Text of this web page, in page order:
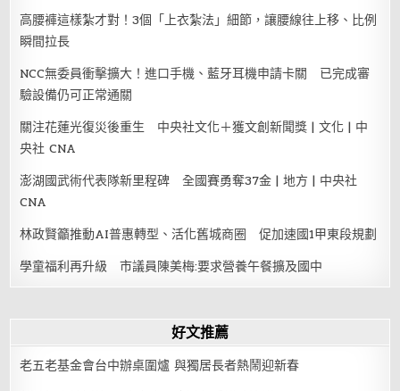
高腰褲這樣紮才對！3個「上衣紮法」細節，讓腰線往上移、比例
瞬間拉長
NCC無委員衝擊擴大！進口手機、藍牙耳機申請卡關 已完成審
驗設備仍可正常通關
關注花蓮光復災後重生 中央社文化＋獲文創新聞獎 | 文化 | 中
央社 CNA
澎湖國武術代表隊新里程碑 全國賽勇奪37金 | 地方 | 中央社
CNA
林政賢籲推動AI普惠轉型、活化舊城商圈 促加速國1甲東段規劃
學童福利再升級 市議員陳美梅:要求營養午餐擴及國中
好文推薦
老五老基金會台中辦桌圍爐 與獨居長者熱鬧迎新春